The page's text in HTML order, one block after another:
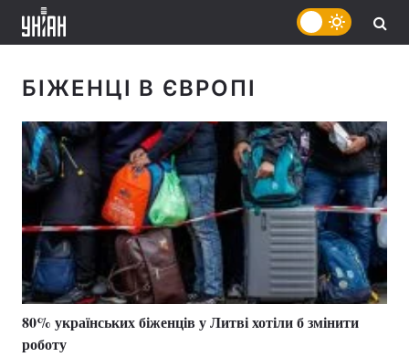
БІЖЕНЦІ В ЄВРОПІ
80% українських біженців у Литві хотіли б змінити
роботу